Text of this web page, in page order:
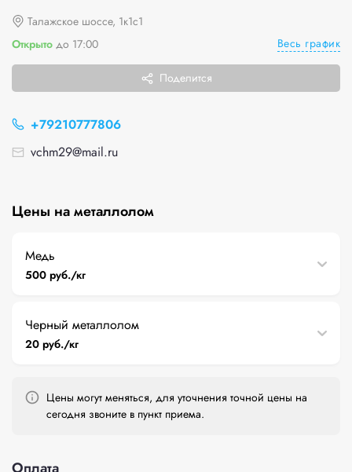
Талажское шоссе, 1к1с1
Открыто до 17:00 Весь график
Поделится
+79210777806
vchm29@mail.ru
Цены на металлолом
Медь
500 руб./кг
Черный металлолом
20 руб./кг
Цены могут меняться, для уточнения точной цены на
сегодня звоните в пункт приема.